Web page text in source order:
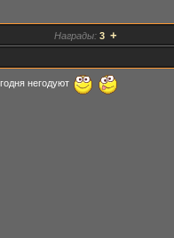
Награды: 3 +
негодуют